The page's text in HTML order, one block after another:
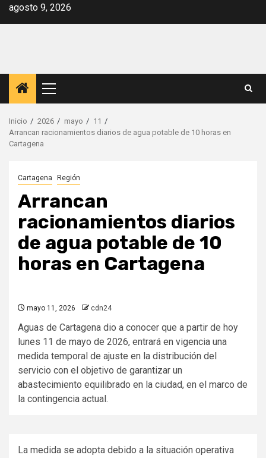
Saltar
agosto 9, 2026
Menú
principal
Inicio 2026 mayo
11
Arrancan racionamientos diarios de agua potable de 10 horas en
Cartagena
Cartagena Región
Arrancan
racionamientos diarios
de agua potable de 10
horas en Cartagena
mayo 11, 2026 cdn24
Aguas de Cartagena dio a conocer que a partir de hoy
lunes 11 de mayo de 2026, entrará en vigencia una
medida temporal de ajuste en la distribución del
servicio con el objetivo de garantizar un
abastecimiento equilibrado en la ciudad, en el marco de
la contingencia actual.
La medida se adopta debido a la situación operativa